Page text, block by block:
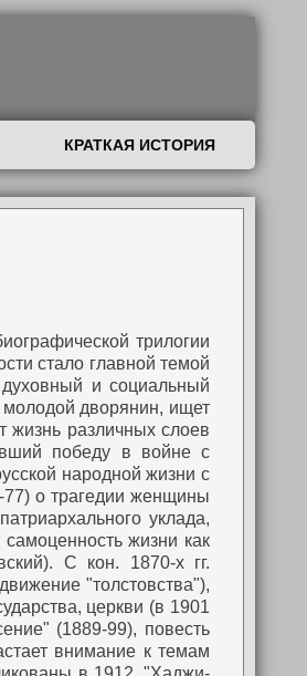
КРАТКАЯ ИСТОРИЯ
трилогии
стало главной темой
и социальный
молодой дворянин, ищет
жизнь различных слоев
победу в войне с
народной жизни с
о трагедии женщины
уклада,
жизни как
С кон. 1870-х гг.
"толстовства"),
церкви (в 1901
(1889-99), повесть
внимание к темам